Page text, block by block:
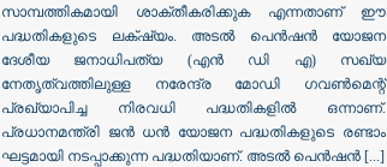
സാമ്പത്തികമായി ശാക്തീകരിക്കുക എന്നതാണ് ഈ
പദ്ധതികളുടെ ലക്‌ഷ്യം. അടൽ പെൻഷൻ യോജന
ദേശീയ ജനാധിപത്യ (എൻ ഡി എ) സഖ്യ
നേതൃത്വത്തിലുള്ള നരേന്ദ്ര മോഡി ഗവൺമെന്റ്
പ്രഖ്യാപിച്ച നിരവധി പദ്ധതികളിൽ ഒന്നാണ്.
പ്രധാനമന്ത്രി ജൻ ധൻ യോജന പദ്ധതികളുടെ രണ്ടാം
ഘട്ടമായി നടപ്പാക്കുന്ന പദ്ധതിയാണ്. അടൽ പെൻഷൻ [...]